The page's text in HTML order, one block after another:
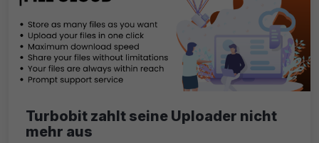
Turbobit zahlt seine Uploader nicht
mehr aus